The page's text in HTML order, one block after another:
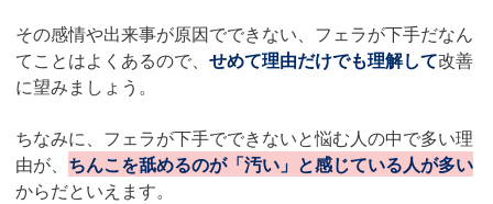
その感情や出来事が原因でできない、フェラが下手だなん
てことはよくあるので、 せめて理由だけでも理解して改善
に望みましょう。
ちなみに、フェラが下手でできないと悩む人の中で多い理
由が、 ちんこを舐めるのが「汚い」と感じている人が多い
からだといえます。